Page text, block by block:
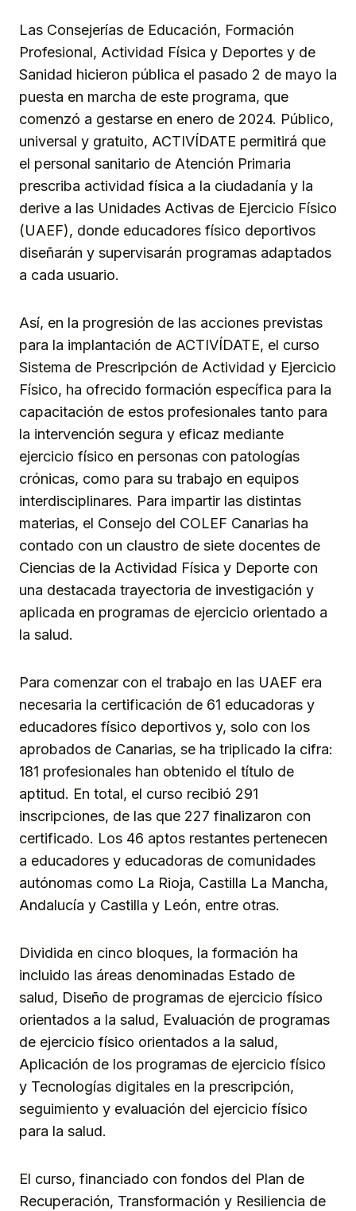
Las Consejerías de Educación, Formación
Profesional, Actividad Física y Deportes y de
Sanidad hicieron pública el pasado 2 de mayo la
puesta en marcha de este programa, que
comenzó a gestarse en enero de 2024. Público,
universal y gratuito, ACTIVÍDATE permitirá que
el personal sanitario de Atención Primaria
prescriba actividad física a la ciudadanía y la
derive a las Unidades Activas de Ejercicio Físico
(UAEF), donde educadores físico deportivos
diseñarán y supervisarán programas adaptados
a cada usuario.
Así, en la progresión de las acciones previstas
para la implantación de ACTIVÍDATE, el curso
Sistema de Prescripción de Actividad y Ejercicio
Físico, ha ofrecido formación específica para la
capacitación de estos profesionales tanto para
la intervención segura y eficaz mediante
ejercicio físico en personas con patologías
crónicas, como para su trabajo en equipos
interdisciplinares. Para impartir las distintas
materias, el Consejo del COLEF Canarias ha
contado con un claustro de siete docentes de
Ciencias de la Actividad Física y Deporte con
una destacada trayectoria de investigación y
aplicada en programas de ejercicio orientado a
la salud.
Para comenzar con el trabajo en las UAEF era
necesaria la certificación de 61 educadoras y
educadores físico deportivos y, solo con los
aprobados de Canarias, se ha triplicado la cifra:
181 profesionales han obtenido el título de
aptitud. En total, el curso recibió 291
inscripciones, de las que 227 finalizaron con
certificado. Los 46 aptos restantes pertenecen
a educadores y educadoras de comunidades
autónomas como La Rioja, Castilla La Mancha,
Andalucía y Castilla y León, entre otras.
Dividida en cinco bloques, la formación ha
incluido las áreas denominadas Estado de
salud, Diseño de programas de ejercicio físico
orientados a la salud, Evaluación de programas
de ejercicio físico orientados a la salud,
Aplicación de los programas de ejercicio físico
y Tecnologías digitales en la prescripción,
seguimiento y evaluación del ejercicio físico
para la salud.
El curso, financiado con fondos del Plan de
Recuperación, Transformación y Resiliencia de